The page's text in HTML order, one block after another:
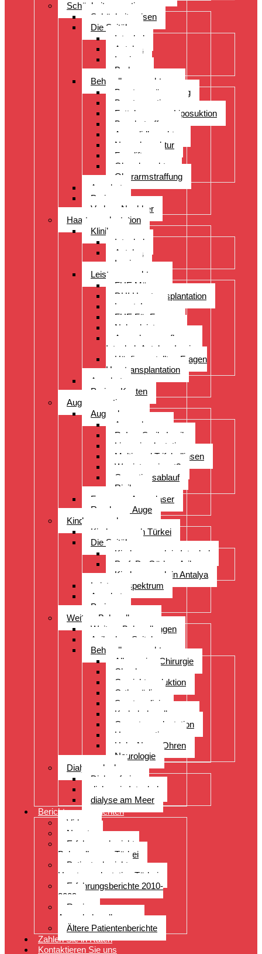
Schönheitsoperation
Schönheitsreisen
Die Spitäler
Istanbul
Antalya
Izmir
Bodrum
Behandlungsspektrum
Brustvergrösserung
Brustoperationen
Fettabsaugung Liposuktion
Bauchstraffung
Augenlidkorrektur
Nasenkorrektur
Faceliftung
Ohrenkorrektur
Oberarmstraffung
Angebot
Preise
Vorher- Nachher
Haartransplantation
Kliniken
Istanbul
Antalya
Izmir
Leistungsspektrum
FUE Männer
DHI Haartransplantation
LongtoLong
FUE Für Frauen
Nebenleistungen
Augenbrauenpflanzung
Istanbul- Antalya- Izmir
Häufig gestellten Fragen
Haartransplantation
Angebot
Preise- Kosten
Augenoperation
Augen lasern
Augen lasern
ReLex Smile Lasik
Linsenimplantation
Multi- und Trifokallinsen
Wer ist geeignet?
Operationsablauf
Risiken
Fragen zu Augenlaser
Rund ums Auge
Kinderwunsch
Kinderwunsch Türkei
Die Spitäler
Kinderwunsch in Istanbul
Prof. Dr. Gürkan Arikan
Kinderwunsch in Antalya
Leistungsspektrum
Angebot
Preise
Weitere Behandlungen
Weitere Behandlungen
Acibadem Spital
Behandlungsspektrum
Allgemeine Chirurgie
Check-up
Gewichtsreduktion
Orthopädie
Sportmedizin
Krebsbehandlungen
Organtransplantation
Herzoperationen
Hals, Nase, Ohren
Neurologie
Dialyseurlaub
Dialyseferien
dialyse in Istanbul
dialyse am Meer
Berichte von Patienten
Videos
Neuste
Erfahrungsberichte
Behandlungen Türkei
Patientenberichte
Haartransplantation Türkei
Erfahrungsberichte 2010-
2009
Reviews
Augenbehandlungen
Ältere Patientenberichte
Zahlen Sie in Raten
Kontaktieren Sie uns